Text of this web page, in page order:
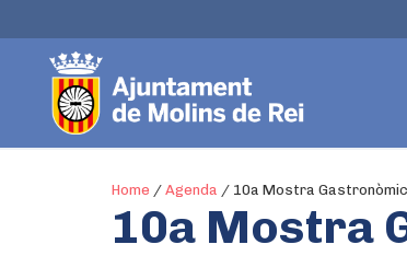
Home / Agenda / 10a Mostra
10a Mostra